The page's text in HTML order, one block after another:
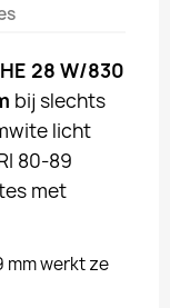
28 W/830
bij slechts
licht
80-89
met
mm werkt ze